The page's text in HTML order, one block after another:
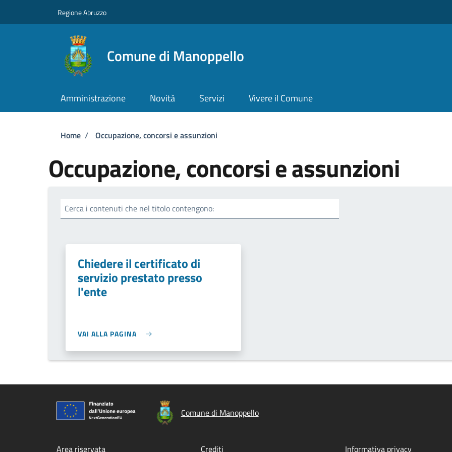
Regione Abruzzo
Comune di Manoppello
Amministrazione Novità Servizi Vivere il Comune
Briciole di pane
Home / Occupazione, concorsi e assunzioni
Occupazione, concorsi e assunzioni
Cerca i contenuti che nel titolo contengono:
Chiedere il certificato di
servizio prestato presso
l'ente
VAI ALLA PAGINA
Comune di Manoppello
Area riservata Crediti Informativa privacy